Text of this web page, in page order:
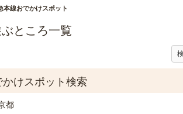
本線おでかけスポット
ところ一覧
けスポット検索
都